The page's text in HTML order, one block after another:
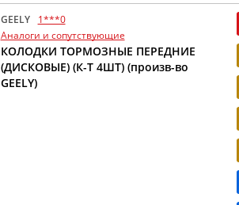
GEELY
1***0
Аналоги и сопутствующие
КОЛОДКИ ТОРМОЗНЫЕ ПЕРЕДНИЕ
(ДИСКОВЫЕ) (К-Т 4ШТ) (произв-во
GEELY)